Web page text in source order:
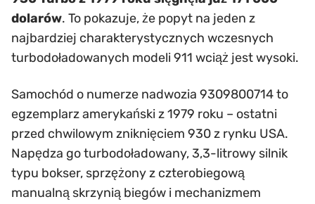
dolarów. To pokazuje, że popyt na jeden z
najbardziej charakterystycznych wczesnych
turbodoładowanych modeli 911 wciąż jest wysoki.
Samochód o numerze nadwozia 9309800714 to
egzemplarz amerykański z 1979 roku – ostatni
przed chwilowym zniknięciem 930 z rynku USA.
Napędza go turbodoładowany, 3,3-litrowy silnik
typu bokser, sprzężony z czterobiegową
manualną skrzynią biegów i mechanizmem